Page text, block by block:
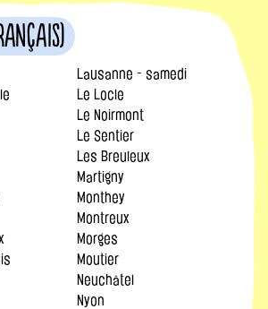
Lausanne - samedi
Le Locle
Le Noirmont
Le Sentier
Les Breuleux
Martigny
Monthey
Montreux
Morges
Moutier
Neuchâtel
Nyon